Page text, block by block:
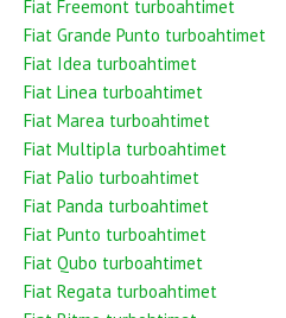
Fiat Freemont turboahtimet
Fiat Grande Punto turboahtimet
Fiat Idea turboahtimet
Fiat Linea turboahtimet
Fiat Marea turboahtimet
Fiat Multipla turboahtimet
Fiat Palio turboahtimet
Fiat Panda turboahtimet
Fiat Punto turboahtimet
Fiat Qubo turboahtimet
Fiat Regata turboahtimet